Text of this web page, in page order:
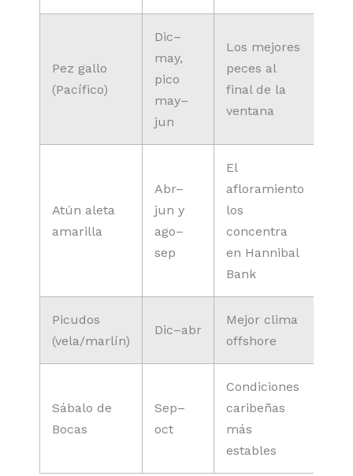
Pez gallo
(Pacífico)
Dic–
may,
pico
may–
jun
Los mejores
peces al
final de la
ventana
Atún aleta
amarilla
Abr–
jun y
ago–
sep
El
afloramiento
los
concentra
en Hannibal
Bank
Picudos
(vela/marlín)
Dic–abr
Mejor clima
offshore
Sábalo de
Bocas
Sep–
oct
Condiciones
caribeñas
más
estables